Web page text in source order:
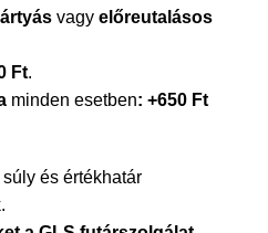
vagy előreutalásos
Ft.
minden esetben: +650 Ft
és értékhatár